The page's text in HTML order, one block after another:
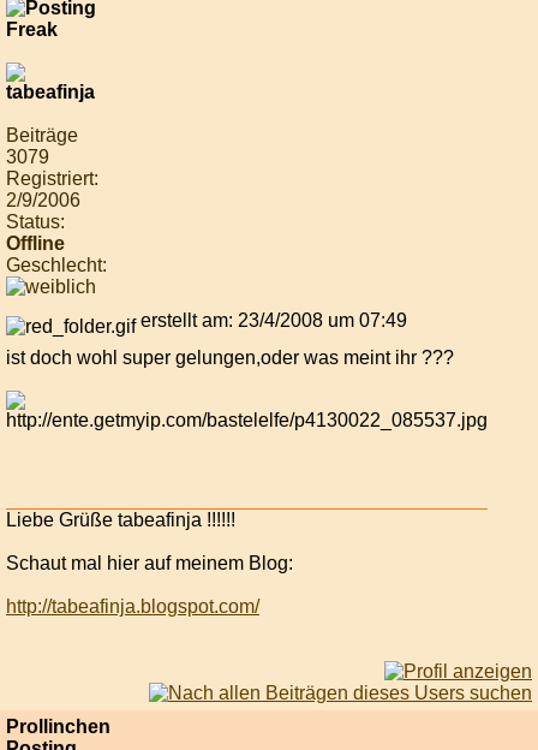
Beiträge
3079
Registriert:
2/9/2006
Status:
Offline
Geschlecht:
erstellt am: 23/4/2008 um 07:49
ist doch wohl super gelungen,oder was meint ihr ???
Liebe Grüße tabeafinja !!!!!!
Schaut mal hier auf meinem Blog:
http://tabeafinja.blogspot.com/
Prollinchen